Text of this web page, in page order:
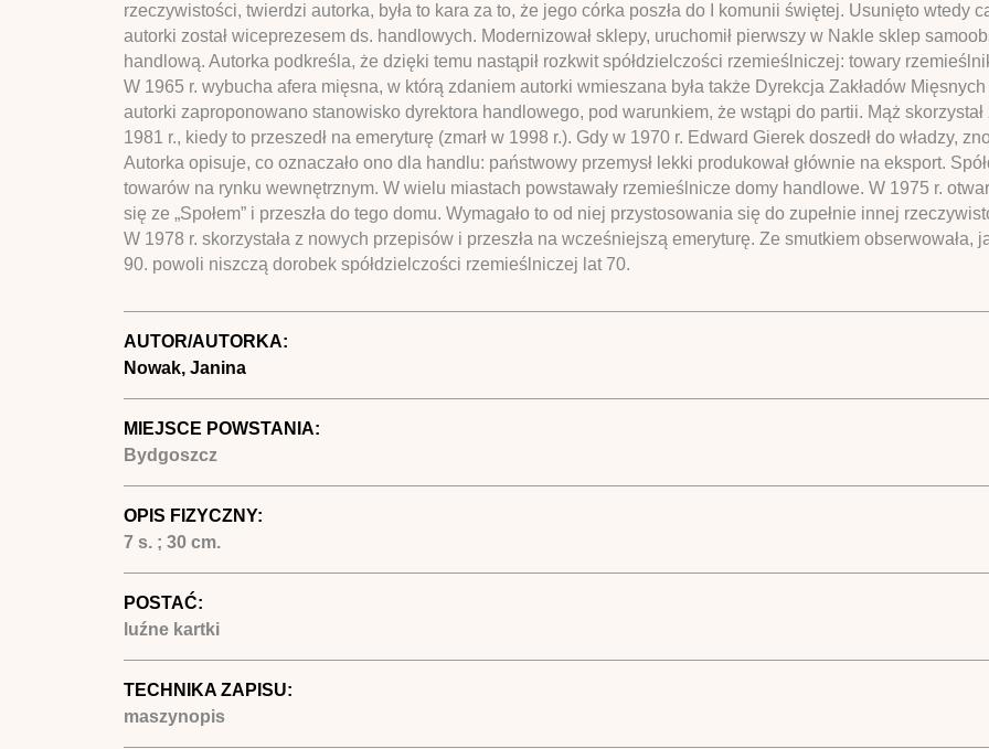
rzeczywistości, twierdzi autorka, była to kara za to, że jego córka poszła do I komunii świętej. Usunięto wtedy
autorki został wiceprezesem ds. handlowych. Modernizował sklepy, uruchomił pierwszy w Nakle sklep
handlową. Autorka podkreśla, że dzięki temu nastąpił rozkwit spółdzielczości rzemieślniczej: towary
W 1965 r. wybucha afera mięsna, w którą zdaniem autorki wmieszana była także Dyrekcja Zakładów
autorki zaproponowano stanowisko dyrektora handlowego, pod warunkiem, że wstąpi do partii. Mąż
1981 r., kiedy to przeszedł na emeryturę (zmarł w 1998 r.). Gdy w 1970 r. Edward Gierek doszedł do władzy,
Autorka opisuje, co oznaczało ono dla handlu: państwowy przemysł lekki produkował głównie na eksport.
towarów na rynku wewnętrznym. W wielu miastach powstawały rzemieślnicze domy handlowe. W 1975 r.
się ze „Społem” i przeszła do tego domu. Wymagało to od niej przystosowania się do zupełnie innej
W 1978 r. skorzystała z nowych przepisów i przeszła na wcześniejszą emeryturę. Ze smutkiem
90. powoli niszczą dorobek spółdzielczości rzemieślniczej lat 70.
AUTOR/AUTORKA:
Nowak, Janina
MIEJSCE POWSTANIA:
Bydgoszcz
OPIS FIZYCZNY:
7 s. ; 30 cm.
POSTAĆ:
luźne kartki
TECHNIKA ZAPISU:
maszynopis